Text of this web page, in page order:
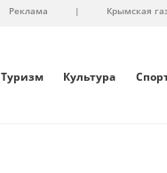
Реклама | Крымская
Туризм Культура